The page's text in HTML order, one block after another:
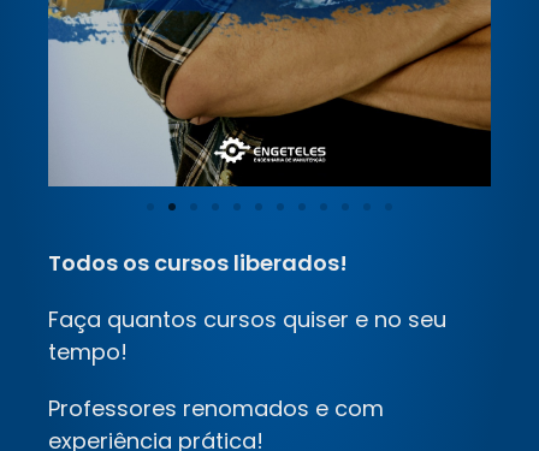
Todos os cursos liberados!
Faça quantos cursos quiser e no seu
tempo!
Professores renomados e com
experiência prática!